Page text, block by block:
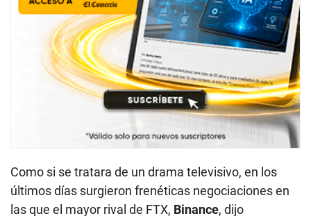
Como si se tratara de un drama televisivo, en los
últimos días surgieron frenéticas negociaciones en
las que el mayor rival de FTX, Binance, dijo